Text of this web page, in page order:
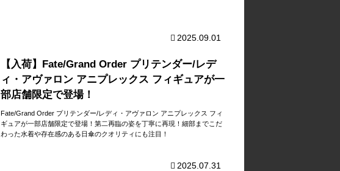
2025.09.01
【入荷】Fate/Grand Order プリテンダー/レデ
ィ・アヴァロン アニプレックス フィギュアが一
部店舗限定で登場！
Fate/Grand Order プリテンダー/レディ・アヴァロン アニプレックス フィ
ギュアが一部店舗限定で登場！第二再臨の姿を丁寧に再現！細部までこだ
わった水着や存在感のある日傘のクオリティにも注目！
2025.07.31